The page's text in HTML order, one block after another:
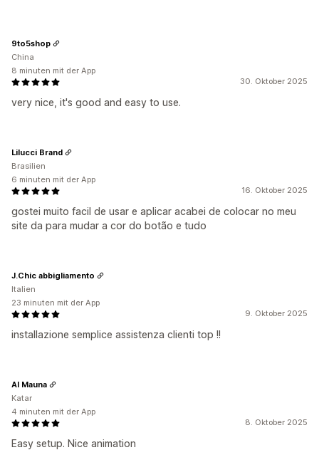
30. Oktober 2025
very nice, it's good and easy to use.
9to5shop
China
8 minuten mit der App
16. Oktober 2025
gostei muito facil de usar e aplicar acabei de colocar no meu
site da para mudar a cor do botão e tudo
Lilucci Brand
Brasilien
6 minuten mit der App
9. Oktober 2025
installazione semplice assistenza clienti top !!
J.Chic abbigliamento
Italien
23 minuten mit der App
8. Oktober 2025
Easy setup. Nice animation
Al Mauna
Katar
4 minuten mit der App